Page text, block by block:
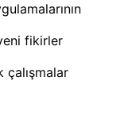
fikirler
çalışmalar